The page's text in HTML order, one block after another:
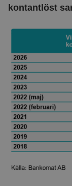
kontantlöst